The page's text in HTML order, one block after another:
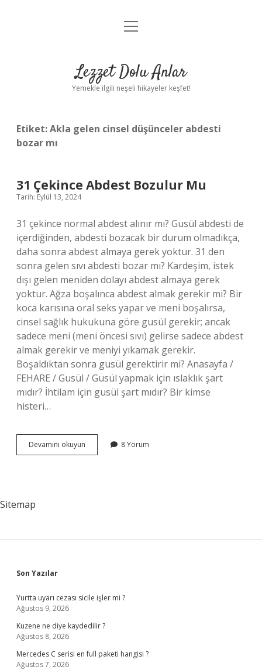
Anasayfa
Yasal Uyarı
menüyü
Lezzet Dolu Anlar
Yemekle ilgili neşeli hikayeler keşfet!
Etiket:Akla gelen cinsel düşünceler abdesti
bozar mı
31 Çekince Abdest Bozulur Mu
Tarih: Eylül 13, 2024
31 çekince normal abdest alınır mı? Gusül abdesti de
içerdiğinden, abdesti bozacak bir durum olmadıkça,
daha sonra abdest almaya gerek yoktur. 31 den
sonra gelen sıvı abdesti bozar mı? Kardeşim, istek
dışı gelen meniden dolayı abdest almaya gerek
yoktur. Ağza boşalınca abdest almak gerekir mi? Bir
koca karısına oral seks yapar ve meni boşalırsa,
cinsel sağlık hukukuna göre gusül gerekir; ancak
sadece meni (meni öncesi sıvı) gelirse sadece abdest
almak gerekir ve meniyi yıkamak gerekir.
Boşaldıktan sonra gusül gerektirir mi? Anasayfa /
FEHARE / Gusül / Gusül yapmak için ıslaklık şart
mıdır? İhtilam için gusül şart mıdır? Bir kimse
histeri…
Devamını okuyun
Çekince
8 Yorum
Sitemap
Sidebar
Son Yazılar
Yurtta uyarı cezası sicile işler mi ?
Ağustos 9, 2026
Kuzene ne diye kaydedilir ?
Ağustos 8, 2026
Mercedes C serisi en full paketi hangisi ?
Ağustos 7, 2026